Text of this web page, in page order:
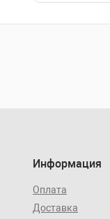
Информация
Оплата
Доставка